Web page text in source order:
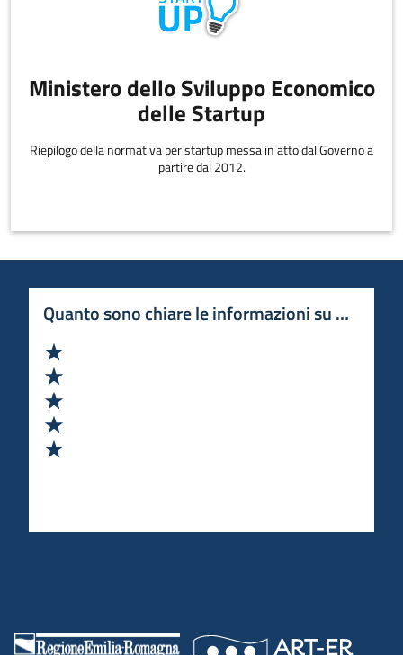
Ministero dello Sviluppo Economico
delle Startup
Riepilogo della normativa per startup messa in atto dal Governo a
partire dal 2012.
Quanto sono chiare le informazioni su questa